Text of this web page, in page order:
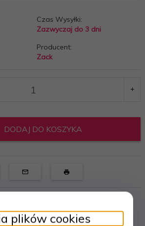
Czas Wysyłki:
Zazwyczaj do 3 dni
Producent:
Zack
DODAJ DO KOSZYKA
plików cookies